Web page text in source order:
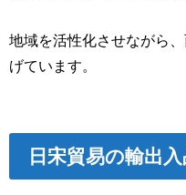
地域を活性化させながら
げています。
日宋貿易の輸出